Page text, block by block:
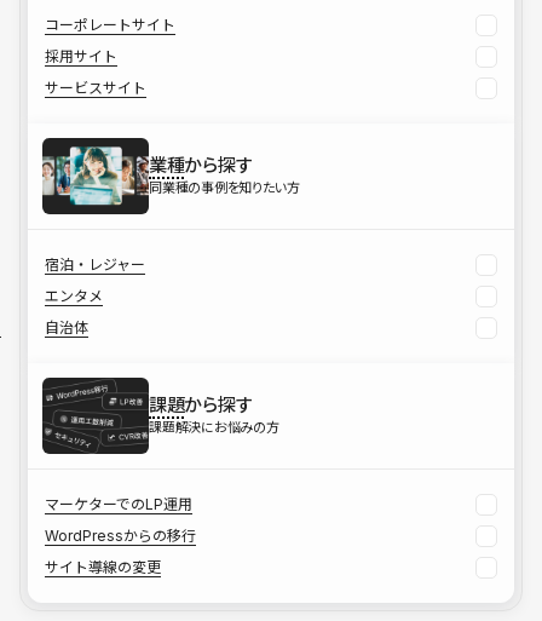
コーポレートサイト
採用サイト
サービスサイト
業種から探す
同業種の事例を知りたい方
宿泊・レジャー
エンタメ
自治体
課題から探す
課題解決にお悩みの方
マーケターでのLP運用
WordPressからの移行
サイト導線の変更